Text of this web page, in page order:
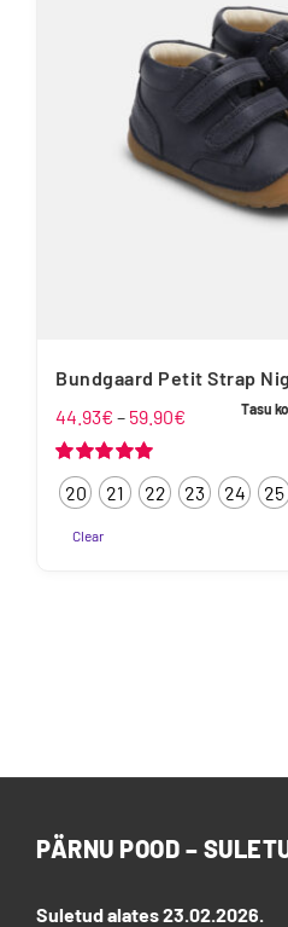
Bundgaard Petit Strap
Hinnanguga
5.00/ 5
44.93€ – 59.90€
kuni
59.90€
Tasu
20 21 22 23 24 25
Clear
PÄRNU POOD –
Suletud alates 23.02.2026.